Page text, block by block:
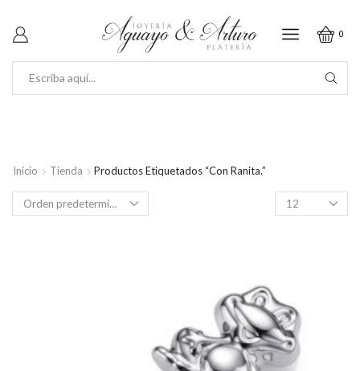
0
Inicio Tienda Productos Etiquetados “con Ranita.”
Productos
por